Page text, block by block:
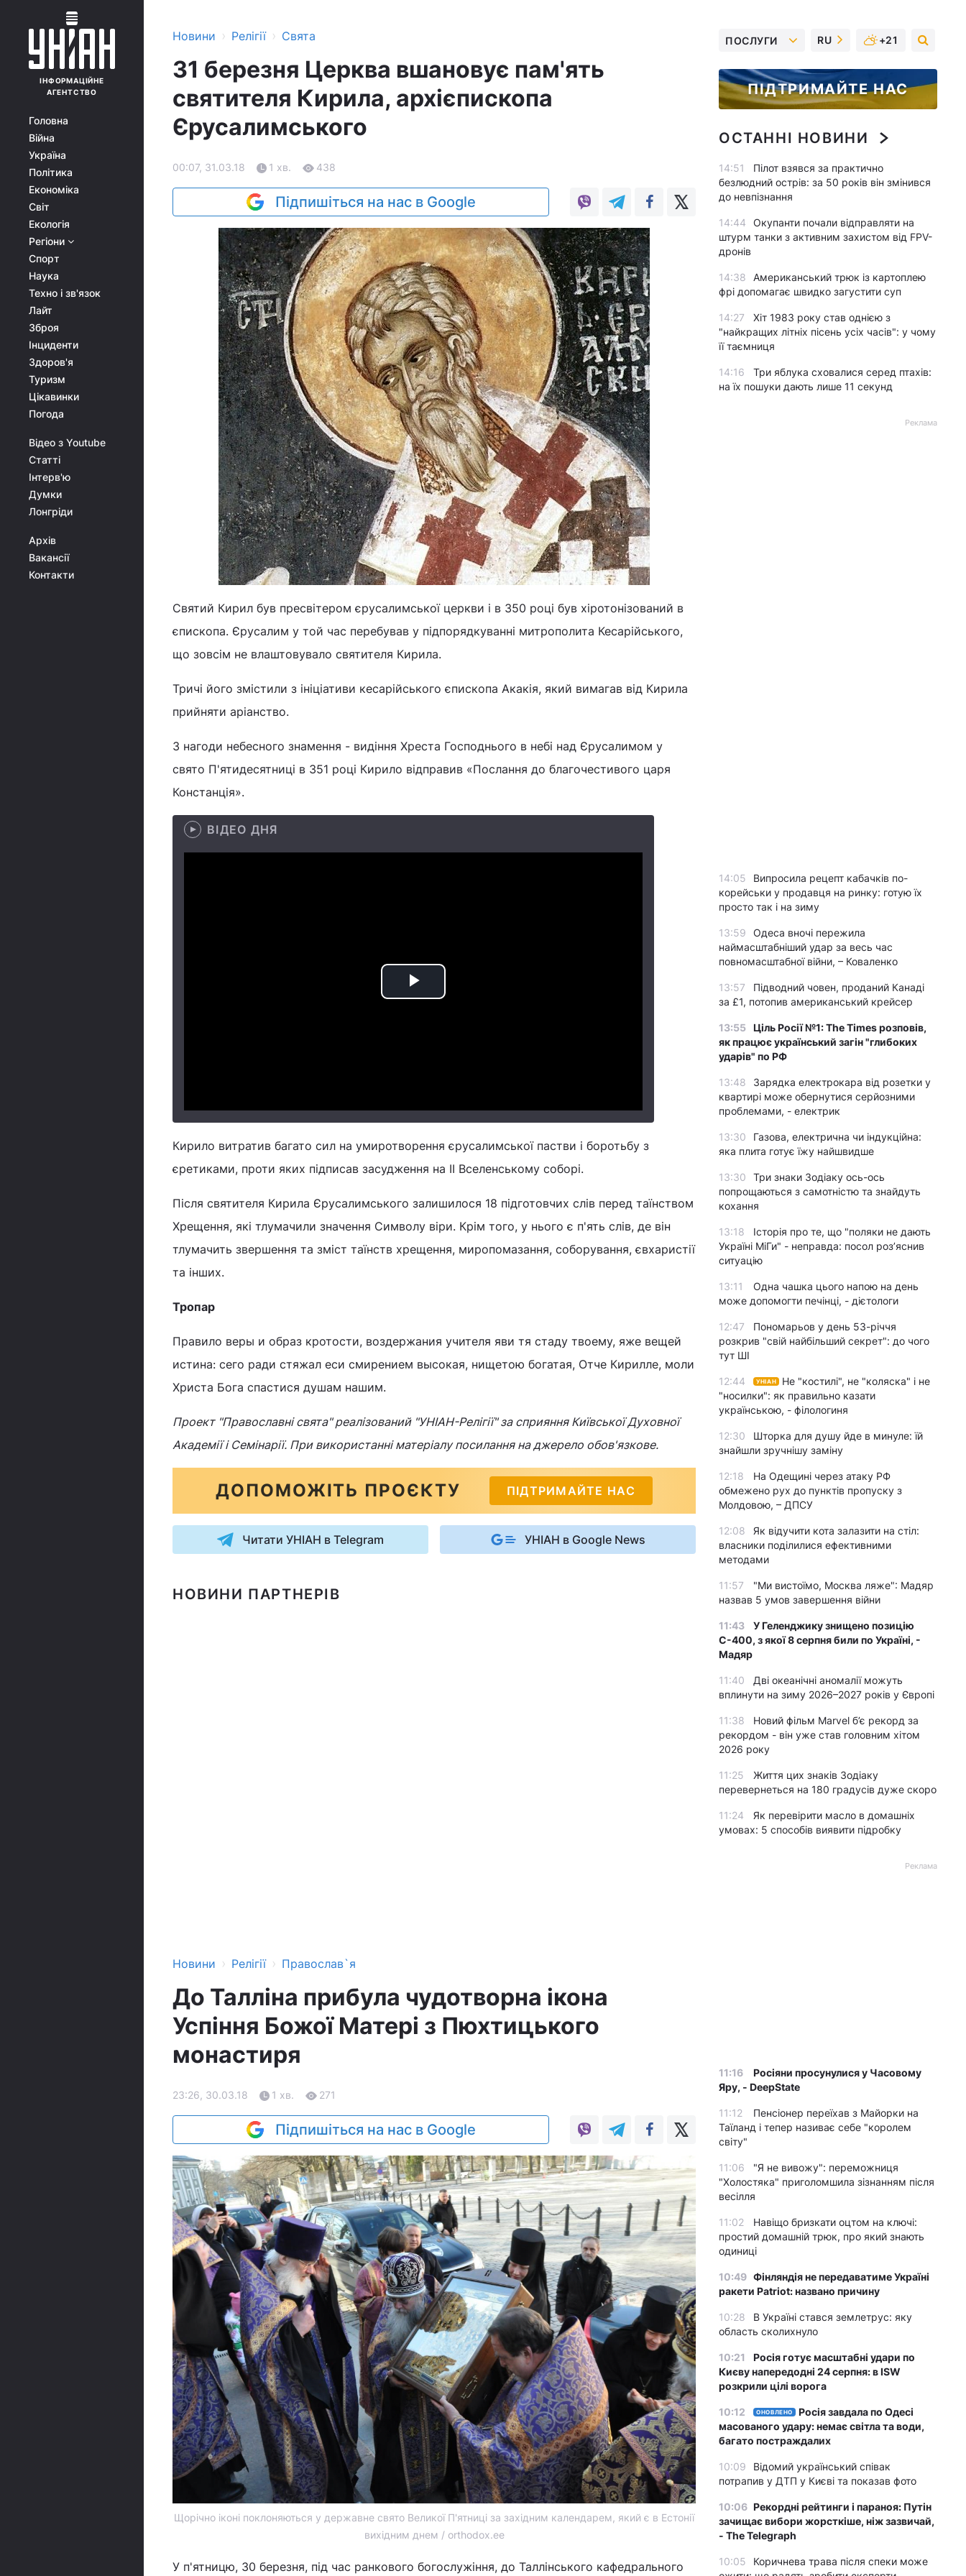
ІНФОРМАЦІЙНЕ
АГЕНТСТВО
Головна
Війна
Україна
Політика
Економіка
Світ
Екологія
Регіони
Спорт
Наука
Техно і зв'язок
Лайт
Зброя
Інциденти
Здоров'я
Туризм
Цікавинки
Погода
Відео з Youtube
Статті
Інтерв'ю
Думки
Лонгріди
Архів
Вакансії
Контакти
Новини › Релігії › Свята
31 березня Церква вшановує пам'ять
святителя Кирила, архієпископа
Єрусалимського
00:07, 31.03.18 1 хв. 438
Підпишіться на нас в Google
Святий Кирил був пресвітером єрусалимської церкви і в 350 році був хіротонізований в
єпископа. Єрусалим у той час перебував у підпорядкуванні митрополита Кесарійського,
що зовсім не влаштовувало святителя Кирила.
Тричі його змістили з ініціативи кесарійського єпископа Акакія, який вимагав від Кирила
прийняти аріанство.
З нагоди небесного знамення - видіння Хреста Господнього в небі над Єрусалимом у
свято П'ятидесятниці в 351 році Кирило відправив «Послання до благочестивого царя
Констанція».
ВІДЕО ДНЯ
Play
Кирило витратив багато сил на умиротворення єрусалимської пастви і боротьбу з
єретиками, проти яких підписав засудження на II Вселенському соборі.
Після святителя Кирила Єрусалимського залишилося 18 підготовчих слів перед таїнством
Хрещення, які тлумачили значення Символу віри. Крім того, у нього є п'ять слів, де він
тлумачить звершення та зміст таїнств хрещення, миропомазання, соборування, євхаристії
та інших.
Тропар
Правило веры и образ кротости, воздержания учителя яви тя стаду твоему, яже вещей
истина: сего ради стяжал еси смирением высокая, нищетою богатая, Отче Кирилле, моли
Христа Бога спастися душам нашим.
Проект "Православні свята" реалізований "УНІАН-Релігії" за сприяння Київської Духовної
Академії і Семінарії. При використанні матеріалу посилання на джерело обов'язкове.
ДОПОМОЖІТЬ ПРОЄКТУ ПІДТРИМАЙТЕ НАС
Читати УНІАН в Telegram УНІАН в Google News
НОВИНИ ПАРТНЕРІВ
Новини › Релігії › Православ`я
До Талліна прибула чудотворна ікона
Успіння Божої Матері з Пюхтицького
монастиря
23:26, 30.03.18 1 хв. 271
Підпишіться на нас в Google
Щорічно іконі поклоняються у державне свято Великої П'ятниці за західним календарем, який є в Естонії
вихідним днем / orthodox.ee
У п'ятницю, 30 березня, під час ранкового богослужіння, до Таллінського кафедрального
ПОСЛУГИ RU +21
ПІДТРИМАЙТЕ НАС
ОСТАННІ НОВИНИ
14:51
Пілот взявся за практично
безлюдний острів: за 50 років він змінився
до невпізнання
14:44
Окупанти почали відправляти на
штурм танки з активним захистом від FPV-
дронів
14:38
Американський трюк із картоплею
фрі допомагає швидко загустити суп
14:27
Хіт 1983 року став однією з
"найкращих літніх пісень усіх часів": у чому
її таємниця
14:16
Три яблука сховалися серед птахів:
на їх пошуки дають лише 11 секунд
Реклама
14:05
Випросила рецепт кабачків по-
корейськи у продавця на ринку: готую їх
просто так і на зиму
13:59
Одеса вночі пережила
наймасштабніший удар за весь час
повномасштабної війни, – Коваленко
13:57
Підводний човен, проданий Канаді
за £1, потопив американський крейсер
13:55 Ціль Росії №1: The Times розповів,
як працює український загін "глибоких
ударів" по РФ
13:48
Зарядка електрокара від розетки у
квартирі може обернутися серйозними
проблемами, - електрик
13:30
Газова, електрична чи індукційна:
яка плита готує їжу найшвидше
13:30
Три знаки Зодіаку ось-ось
попрощаються з самотністю та знайдуть
кохання
13:18
Історія про те, що "поляки не дають
Україні МіГи" - неправда: посол роз’яснив
ситуацію
13:11
Одна чашка цього напою на день
може допомогти печінці, - дієтологи
12:47
Пономарьов у день 53-річчя
розкрив "свій найбільший секрет": до чого
тут ШІ
12:44 УНІАН
Не "костилі", не "коляска" і не
"носилки": як правильно казати
українською, - філологиня
12:30
Шторка для душу йде в минуле: їй
знайшли зручнішу заміну
12:18
На Одещині через атаку РФ
обмежено рух до пунктів пропуску з
Молдовою, – ДПСУ
12:08
Як відучити кота залазити на стіл:
власники поділилися ефективними
методами
11:57
"Ми вистоїмо, Москва ляже": Мадяр
назвав 5 умов завершення війни
11:43
У Геленджику знищено позицію
С-400, з якої 8 серпня били по Україні, -
Мадяр
11:40
Дві океанічні аномалії можуть
вплинути на зиму 2026–2027 років у Європі
11:38
Новий фільм Marvel б’є рекорд за
рекордом - він уже став головним хітом
2026 року
11:25
Життя цих знаків Зодіаку
перевернеться на 180 градусів дуже скоро
11:24
Як перевірити масло в домашніх
умовах: 5 способів виявити підробку
Реклама
11:16
Росіяни просунулися у Часовому
Яру, - DeepState
11:12
Пенсіонер переїхав з Майорки на
Таїланд і тепер називає себе "королем
світу"
11:06
"Я не вивожу": переможниця
"Холостяка" приголомшила зізнанням після
весілля
11:02
Навіщо бризкати оцтом на ключі:
простий домашній трюк, про який знають
одиниці
10:49 Фінляндія не передаватиме Україні
ракети Patriot: названо причину
10:28
В Україні стався землетрус: яку
область сколихнуло
10:21
Росія готує масштабні удари по
Києву напередодні 24 серпня: в ISW
розкрили цілі ворога
10:12 ОНОВЛЕНО
Росія завдала по Одесі
масованого удару: немає світла та води,
багато постраждалих
10:09
Відомий український співак
потрапив у ДТП у Києві та показав фото
10:06 Рекордні рейтинги і параноя: Путін
зачищає вибори жорсткіше, ніж зазвичай,
- The Telegraph
10:05
Коричнева трава після спеки може